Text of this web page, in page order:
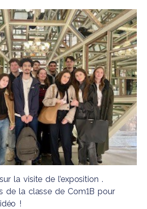
la visite de l’exposition .
de la classe de Com1B pour
!